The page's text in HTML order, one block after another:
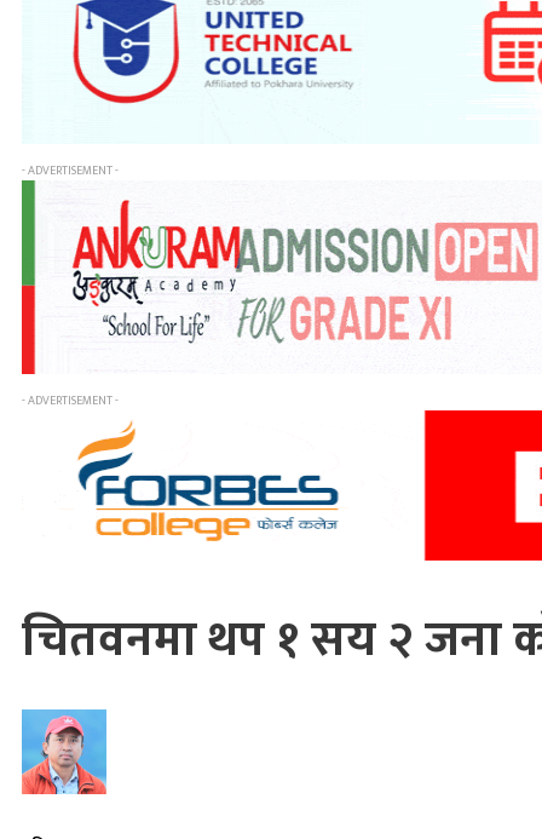
- ADVERTISEMENT -
- ADVERTISEMENT -
चितवनमा थप १ सय २ जना